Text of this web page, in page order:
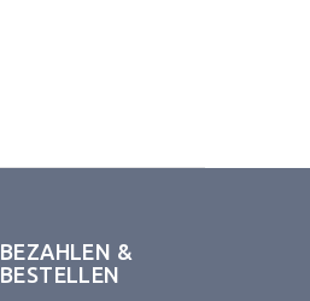
BEZAHLEN &
BESTELLEN